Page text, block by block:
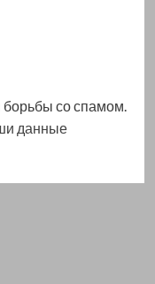
борьбы со спамом.
данные